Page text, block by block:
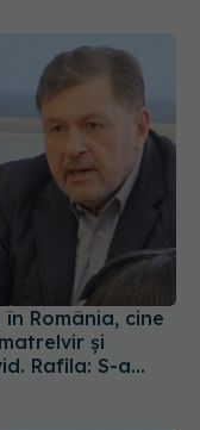
și
Rafila: S-a
la